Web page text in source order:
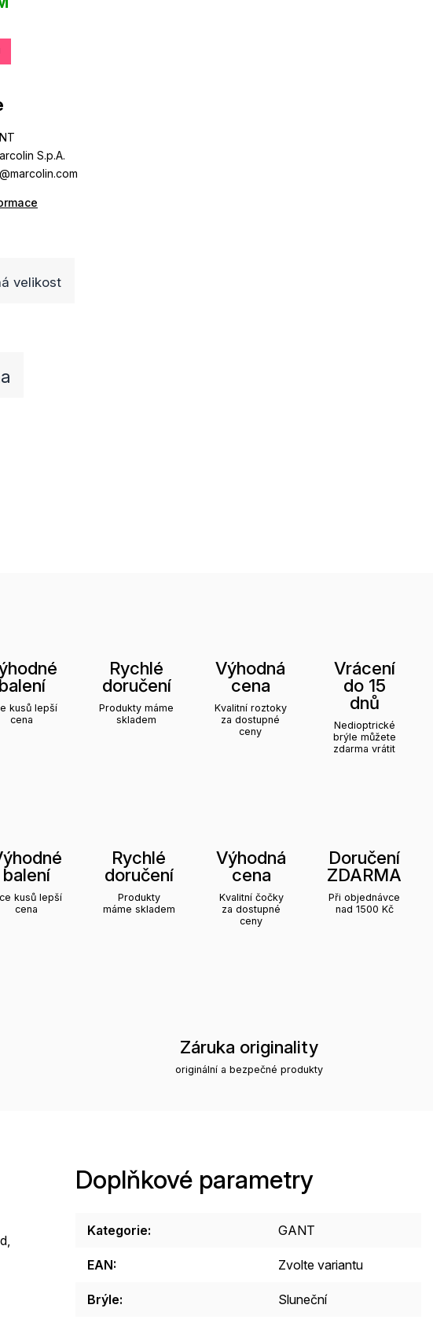
S.p.A.
velikost
balení
kusů lepší
cena
Rychlé
doručení
Produkty máme
skladem
Výhodná
cena
Kvalitní roztoky
za dostupné
ceny
Vrácení
do 15
dnů
Nedioptrické
brýle můžete
zdarma vrátit
balení
kusů lepší
cena
Rychlé
doručení
Produkty
máme skladem
Výhodná
cena
Kvalitní čočky
za dostupné
ceny
Doručení
ZDARMA
Při objednávce
nad 1500 Kč
Záruka originality
originální a bezpečné produkty
Doplňkové parametry
Kategorie: GANT
EAN: Zvolte variantu
Brýle: Sluneční